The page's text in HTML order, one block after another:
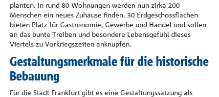
planten. In rund 80 Wohnungen werden nun zirka 200
Menschen ein neues Zuhause finden. 30 Erdgeschossflächen
bieten Platz für Gastronomie, Gewerbe und Handel und sollen
an das bunte Treiben und besondere Lebensgefühl dieses
Viertels zu Vorkriegszeiten anknüpfen.
Gestaltungsmerkmale für die historische
Bebauung
Für die Stadt Frankfurt gibt es eine Gestaltungssatzung als